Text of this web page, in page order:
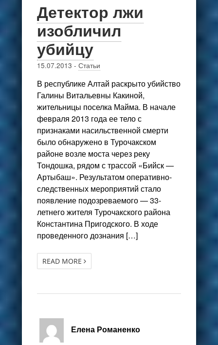
Детектор лжи
изобличил
убийцу
15.07.2013 - Статьи
В республике Алтай раскрыто убийство
Галины Витальевны Какиной,
жительницы поселка Майма. В начале
февраля 2013 года ее тело с
признаками насильственной смерти
было обнаружено в Турочакском
районе возле моста через реку
Тондошка, рядом с трассой «Бийск —
Артыбаш». Результатом оперативно-
следственных мероприятий стало
появление подозреваемого — 33-
летнего жителя Турочакского района
Константина Пригодского. В ходе
проведенного дознания […]
READ MORE
Елена Романенко